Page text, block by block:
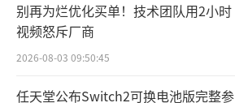
别再为烂优化买单！技术团队用2小时
视频怒斥厂商
2026-08-03 09:50:45
任天堂公布Switch2可换电池版完整参